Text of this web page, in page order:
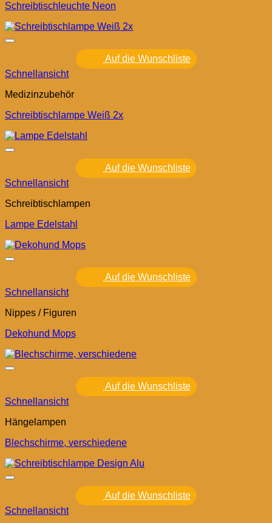
Schreibtischleuchte Neon
Auf die Wunschliste
Schnellansicht
Medizinzubehör
Schreibtischlampe Weiß 2x
Auf die Wunschliste
Schnellansicht
Schreibtischlampen
Lampe Edelstahl
Auf die Wunschliste
Schnellansicht
Nippes / Figuren
Dekohund Mops
Auf die Wunschliste
Schnellansicht
Hängelampen
Blechschirme, verschiedene
Auf die Wunschliste
Schnellansicht